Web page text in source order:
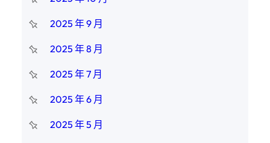
2025 年 9 月
2025 年 8 月
2025 年 7 月
2025 年 6 月
2025 年 5 月